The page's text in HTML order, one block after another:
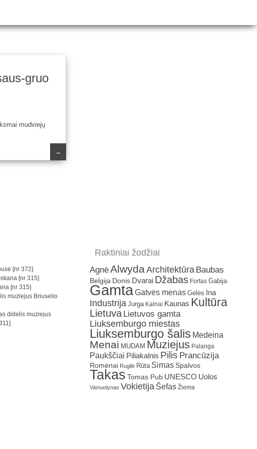
gruo
mudviejų
→
[nr 372]
[nr 315]
[nr 315]
muziejus Briuselio
didelis muziejus
Raktiniai žodžiai
AgnėAlwydaArchitektūra Baubas
Belgija Donis Dvarai Džabas Fortas Gabija
GamtaGatvės menas Gėlės Ina
Industrija Jurga Kalnai Kaunas Kultūra
Lietuva Lietuvos gamta
Liuksemburgo miestas
Liuksemburgo šalis Medeina
Menai MUDAM Muziejus Palanga
Paukščiai Piliakalnis Pilis Prancūzija
Romėnai Rugilė Rūta Simas Spalvos
Takas Tomas Pub UNESCO Uolos
Vienuolynas Vokietija Šefas Žiema